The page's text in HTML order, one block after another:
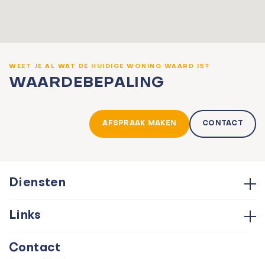
WEET JE AL WAT DE HUIDIGE WONING WAARD IS?
WAARDEBEPALING
AFSPRAAK MAKEN CONTACT
Diensten
Aankoop
Taxatie
Links
Over ons
Contact